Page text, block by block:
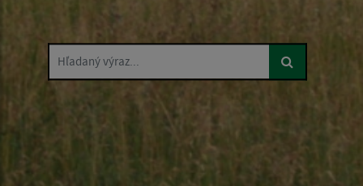
Hľadaný výraz...